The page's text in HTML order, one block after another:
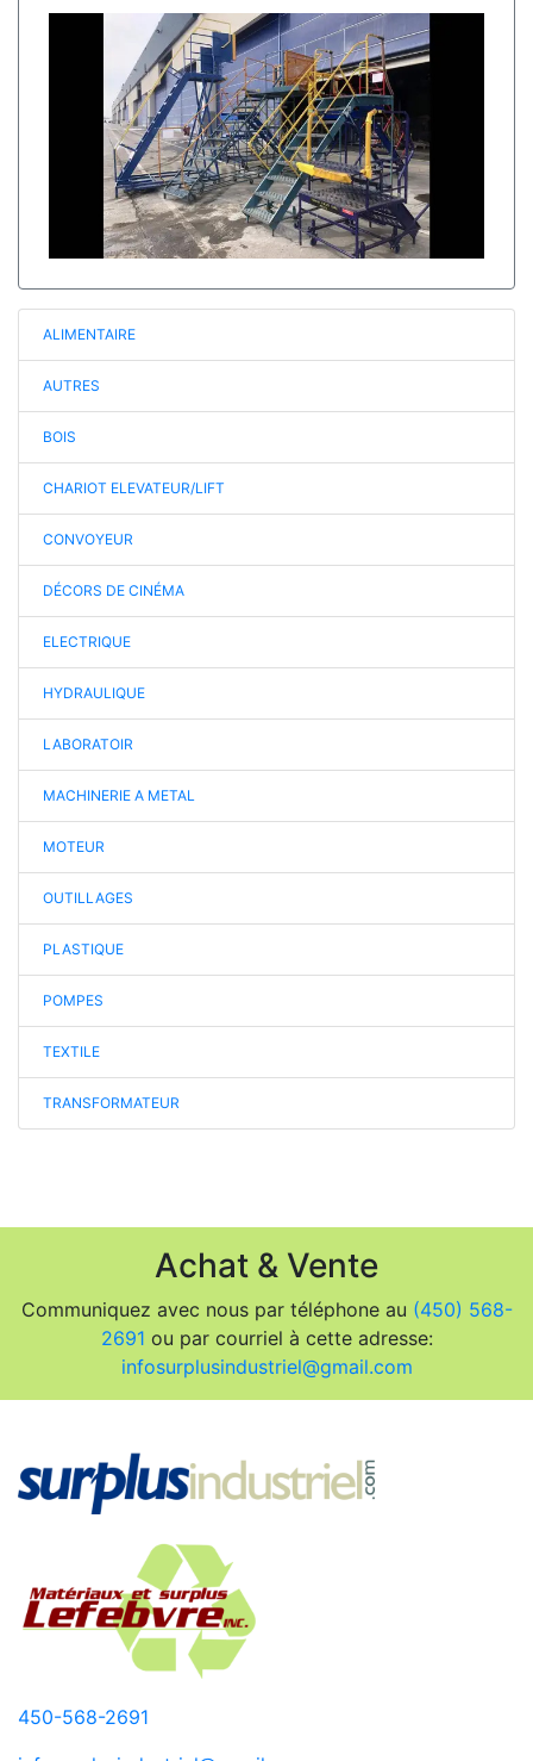
ALIMENTAIRE
AUTRES
BOIS
CHARIOT ELEVATEUR/LIFT
CONVOYEUR
DÉCORS DE CINÉMA
ELECTRIQUE
HYDRAULIQUE
LABORATOIR
MACHINERIE A METAL
MOTEUR
OUTILLAGES
PLASTIQUE
POMPES
TEXTILE
TRANSFORMATEUR
Achat & Vente
Communiquez avec nous par téléphone au (450) 568-
2691 ou par courriel à cette adresse:
infosurplusindustriel@gmail.com
450-568-2691